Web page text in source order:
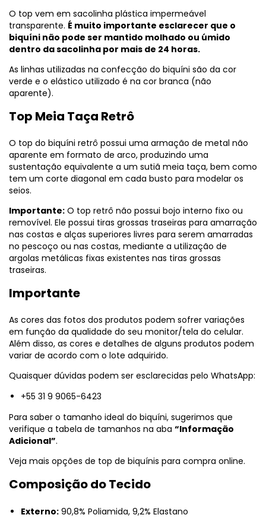
O top vem em sacolinha plástica impermeável
transparente. É muito importante esclarecer que o
biquíni não pode ser mantido molhado ou úmido
dentro da sacolinha por mais de 24 horas.
As linhas utilizadas na confecção do biquíni são da cor
verde e o elástico utilizado é na cor branca (não
aparente).
Top Meia Taça Retrô
O top do biquíni retrô possui uma armação de metal não
aparente em formato de arco, produzindo uma
sustentação equivalente a um sutiã meia taça, bem como
tem um corte diagonal em cada busto para modelar os
seios.
Importante: O top retrô não possui bojo interno fixo ou
removível. Ele possui tiras grossas traseiras para amarração
nas costas e alças superiores livres para serem amarradas
no pescoço ou nas costas, mediante a utilização de
argolas metálicas fixas existentes nas tiras grossas
traseiras.
Importante
As cores das fotos dos produtos podem sofrer variações
em função da qualidade do seu monitor/tela do celular.
Além disso, as cores e detalhes de alguns produtos podem
variar de acordo com o lote adquirido.
Quaisquer dúvidas podem ser esclarecidas pelo WhatsApp:
+55 31 9 9065-6423
Para saber o tamanho ideal do biquíni, sugerimos que
verifique a tabela de tamanhos na aba “Informação
Adicional”.
Veja mais opções de top de biquínis para compra online.
Composição do Tecido
Externo: 90,8% Poliamida, 9,2% Elastano